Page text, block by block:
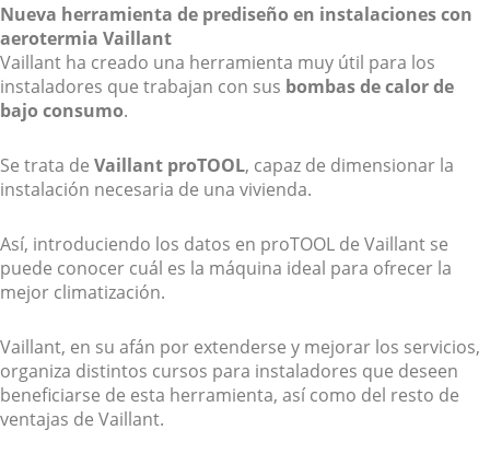
Nueva herramienta de prediseño en instalaciones con
aerotermia Vaillant
Vaillant ha creado una herramienta muy útil para los
instaladores que trabajan con sus bombas de calor de
bajo consumo.
Se trata de Vaillant proTOOL, capaz de dimensionar la
instalación necesaria de una vivienda.
Así, introduciendo los datos en proTOOL de Vaillant se
puede conocer cuál es la máquina ideal para ofrecer la
mejor climatización.
Vaillant, en su afán por extenderse y mejorar los servicios,
organiza distintos cursos para instaladores que deseen
beneficiarse de esta herramienta, así como del resto de
ventajas de Vaillant.